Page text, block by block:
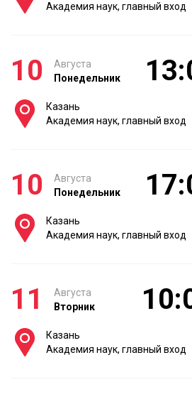
Академия наук, главный вход
10
Августа
Понедельник
Казань
Академия наук, главный вход
10
Августа
Понедельник
Казань
Академия наук, главный вход
11
Августа
Вторник
Казань
Академия наук, главный вход